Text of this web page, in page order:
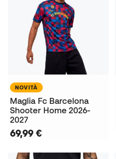
NOVITÀ
Maglia Fc Barcelona
Shooter Home 2026-
2027
69,99 €